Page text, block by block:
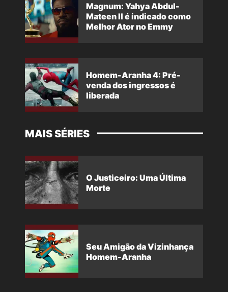
Magnum: Yahya Abdul-
Mateen II é indicado como
Melhor Ator no Emmy
Homem-Aranha 4: Pré-
venda dos ingressos é
liberada
MAIS SÉRIES
O Justiceiro: Uma Última
Morte
Seu Amigão da Vizinhança
Homem-Aranha